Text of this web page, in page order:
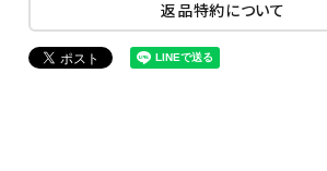
返品特約について